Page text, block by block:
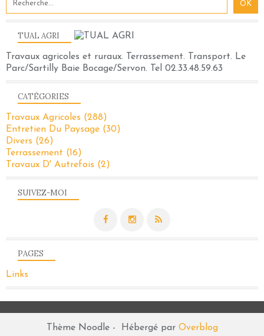
SUIVEZ-MOI
TUAL AGRI
Travaux agricoles et ruraux. Terrassement. Transport. Le
Parc/Sartilly Baie Bocage/Servon. Tel 02.33.48.59.63
PAGES
Links
CATÉGORIES
Travaux Agricoles (288)
Entretien Du Paysage (30)
Divers (26)
Terrassement (16)
Travaux D' Autrefois (2)
Thème Noodle - Hébergé par Overblog